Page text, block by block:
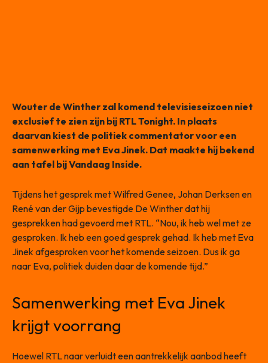
Wouter de Winther zal komend televisieseizoen niet
exclusief te zien zijn bij RTL Tonight. In plaats
daarvan kiest de politiek commentator voor een
samenwerking met Eva Jinek. Dat maakte hij bekend
aan tafel bij Vandaag Inside.
Tijdens het gesprek met Wilfred Genee, Johan Derksen en
René van der Gijp bevestigde De Winther dat hij
gesprekken had gevoerd met RTL. “Nou, ik heb wel met ze
gesproken. Ik heb een goed gesprek gehad. Ik heb met Eva
Jinek afgesproken voor het komende seizoen. Dus ik ga
naar Eva, politiek duiden daar de komende tijd.”
Samenwerking met Eva Jinek
krijgt voorrang
Hoewel RTL naar verluidt een aantrekkelijk aanbod heeft